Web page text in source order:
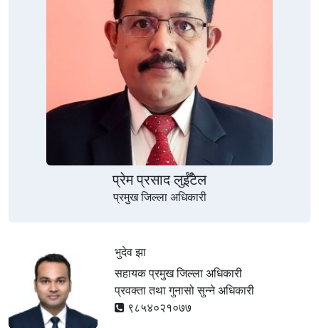
प्रेम प्रसाद लुईँटेल
प्रमुख जिल्ला अधिकारी
भुदेव झा
सहायक प्रमुख जिल्ला अधिकारी
प्रवक्ता तथा गुनासो सुन्ने अधिकारी
९८५४०२१०७७